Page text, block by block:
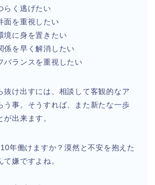
く逃げたい
を重視したい
に身を置きたい
を早く解消したい
ランスを重視したい
抜け出すには、相談して客観的なア
う事。そうすれば、また新たな一歩
が出来ます。
年働けますか？漠然と不安を抱えた
て嫌ですよね。